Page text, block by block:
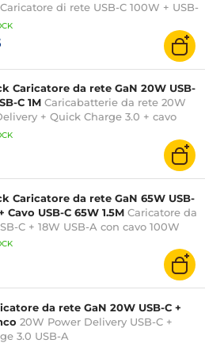
Caricatore di rete USB-C 100W + USB-
Caricatore da rete GaN 20W USB-
C 1M Caricabatterie da rete 20W
+ Quick Charge 3.0 + cavo
Caricatore da rete GaN 65W USB-
Cavo USB-C 65W 1.5M Caricatore da
C + 18W USB-A con cavo 100W
da rete GaN 20W USB-C +
20W Power Delivery USB-C +
3.0 USB-A